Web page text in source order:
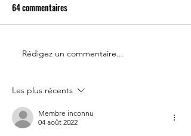
Le 14 juillet doit rester une
64 commentaires
Rédigez un commentaire...
Les plus récents
Membre inconnu
04 août 2022